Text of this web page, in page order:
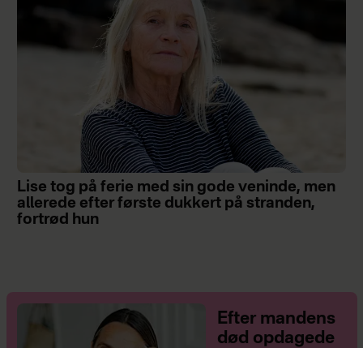
Lise tog på ferie med sin gode veninde, men
allerede efter første dukkert på stranden,
fortrød hun
Efter mandens
død opdagede